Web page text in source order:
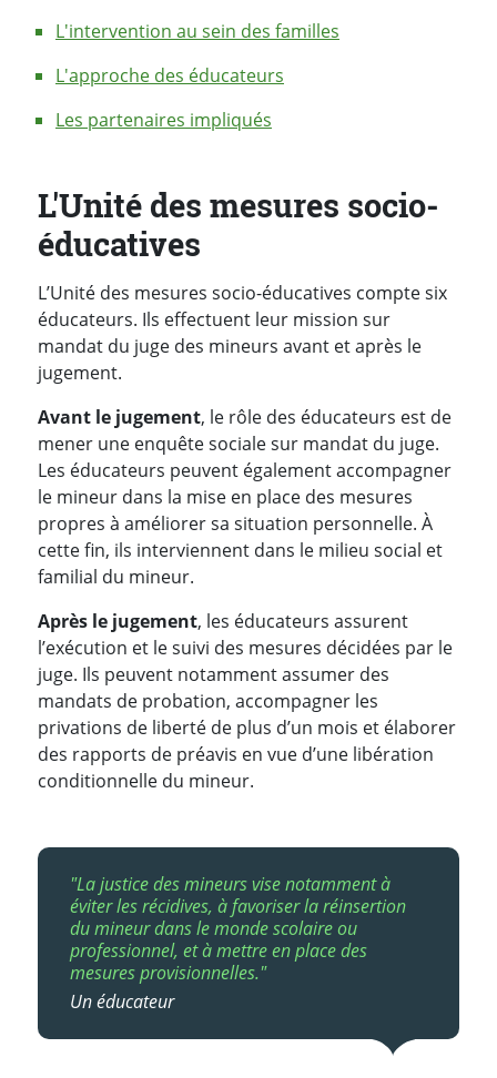
L'intervention au sein des familles
L'approche des éducateurs
Les partenaires impliqués
L'Unité des mesures socio-
éducatives
L’Unité des mesures socio-éducatives compte six
éducateurs. Ils effectuent leur mission sur
mandat du juge des mineurs avant et après le
jugement.
Avant le jugement, le rôle des éducateurs est de
mener une enquête sociale sur mandat du juge.
Les éducateurs peuvent également accompagner
le mineur dans la mise en place des mesures
propres à améliorer sa situation personnelle. À
cette fin, ils interviennent dans le milieu social et
familial du mineur.
Après le jugement, les éducateurs assurent
l’exécution et le suivi des mesures décidées par le
juge. Ils peuvent notamment assumer des
mandats de probation, accompagner les
privations de liberté de plus d’un mois et élaborer
des rapports de préavis en vue d’une libération
conditionnelle du mineur.
"La justice des mineurs vise notamment à
éviter les récidives, à favoriser la réinsertion
du mineur dans le monde scolaire ou
professionnel, et à mettre en place des
mesures provisionnelles."
Un éducateur